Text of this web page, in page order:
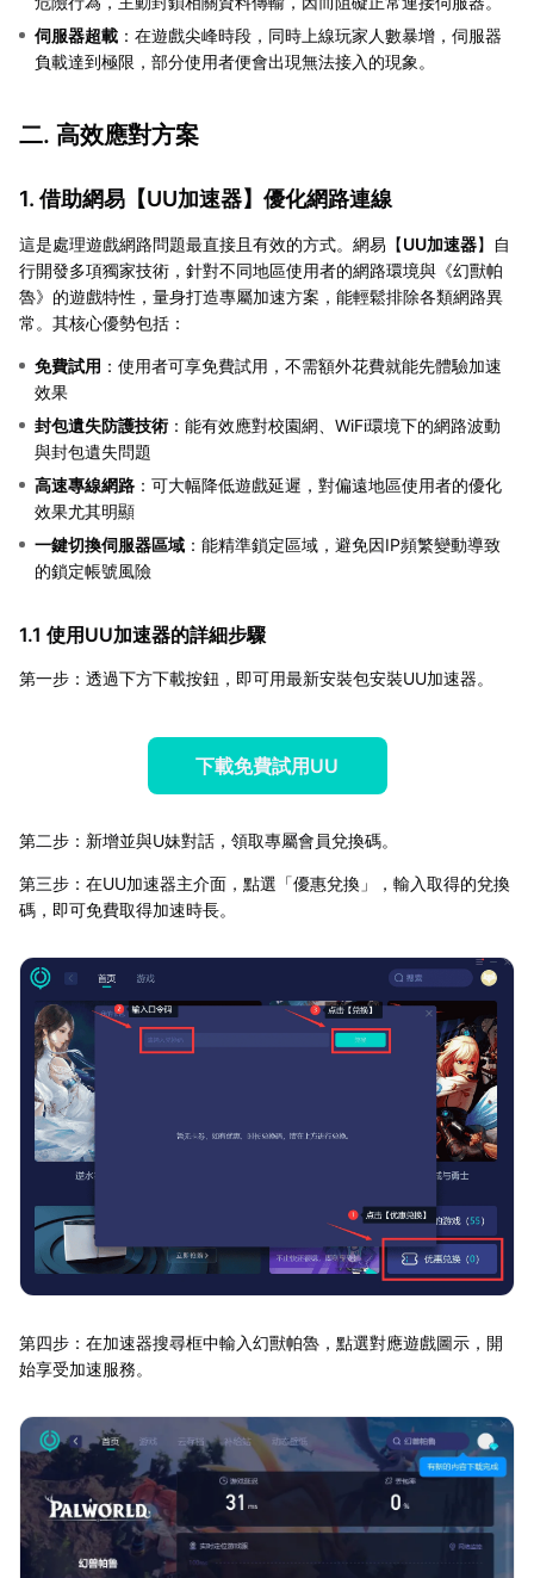
伺服器超載 ：在遊戲尖峰時段，同時上線玩家人數暴增，伺服器
負載達到極限，部分使用者便會出現無法接入的現象。
二. 高效應對方案
1. 借助網易【UU加速器】優化網路連線
這是處理遊戲網路問題最直接且有效的方式。網易【UU加速器】自
行開發多項獨家技術，針對不同地區使用者的網路環境與《幻獸帕
魯》的遊戲特性，量身打造專屬加速方案，能輕鬆排除各類網路異
常。其核心優勢包括：
免費試用 ：使用者可享免費試用，不需額外花費就能先體驗加速
效果
封包遺失防護技術 ：能有效應對校園網、WiFi環境下的網路波動
與封包遺失問題
高速專線網路 ：可大幅降低遊戲延遲，對偏遠地區使用者的優化
效果尤其明顯
一鍵切換伺服器區域 ：能精準鎖定區域，避免因IP頻繁變動導致
的鎖定帳號風險
1.1 使用UU加速器的詳細步驟
第一步：透過下方下載按鈕，即可用最新安裝包安裝UU加速器。
下載免費試用UU
第二步：新增並與U妹對話，領取專屬會員兌換碼。
第三步：在UU加速器主介面，點選「優惠兌換」，輸入取得的兌換
碼，即可免費取得加速時長。
第四步：在加速器搜尋框中輸入幻獸帕魯，點選對應遊戲圖示，開
始享受加速服務。